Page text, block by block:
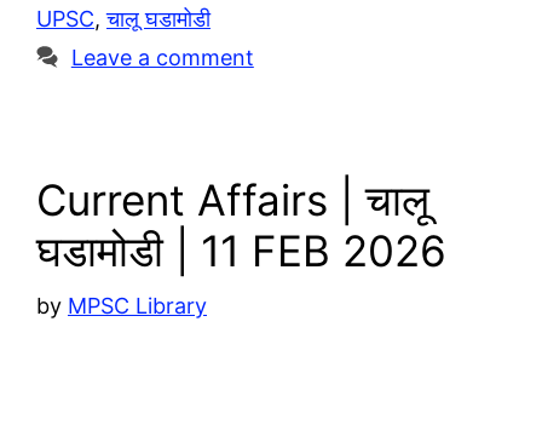
a
m
A
p
L
i
r
e
UPSC,चालू घडामोडी
Leave a comment
Current Affairs | चालू
घडामोडी | 11 FEB 2026
by MPSC Library